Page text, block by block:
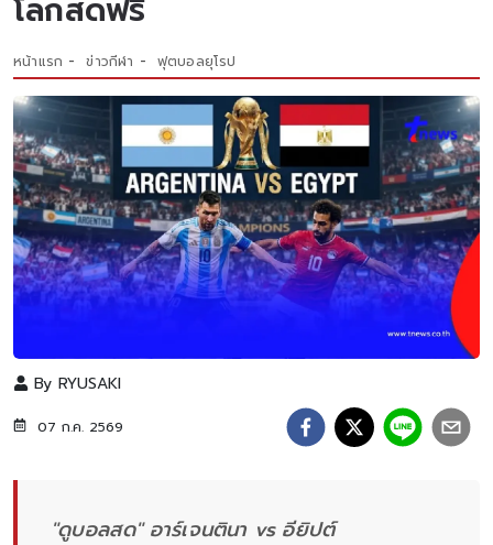
โลกสดฟรี
หน้าแรก ข่าวกีฬา ฟุตบอลยุโรป
By RYUSAKI
07 ก.ค. 2569
"ดูบอลสด" อาร์เจนตินา vs อียิปต์